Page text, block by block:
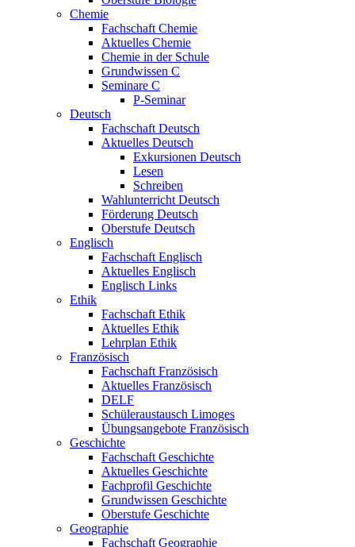
Chemie
Fachschaft Chemie
Aktuelles Chemie
Chemie in der Schule
Grundwissen C
Seminare C
P-Seminar
Deutsch
Fachschaft Deutsch
Aktuelles Deutsch
Exkursionen Deutsch
Lesen
Schreiben
Wahlunterricht Deutsch
Förderung Deutsch
Oberstufe Deutsch
Englisch
Fachschaft Englisch
Aktuelles Englisch
Englisch Links
Ethik
Fachschaft Ethik
Aktuelles Ethik
Lehrplan Ethik
Französisch
Fachschaft Französisch
Aktuelles Französisch
DELF
Schüleraustausch Limoges
Übungsangebote Französisch
Geschichte
Fachschaft Geschichte
Aktuelles Geschichte
Fachprofil Geschichte
Grundwissen Geschichte
Oberstufe Geschichte
Geographie
Fachschaft Geographie